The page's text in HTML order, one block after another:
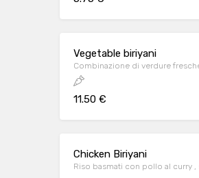
Vegetable biriyani
Combinazione di verdure
11.50 €
Chicken Biriyani
Riso basmati con pollo al curry